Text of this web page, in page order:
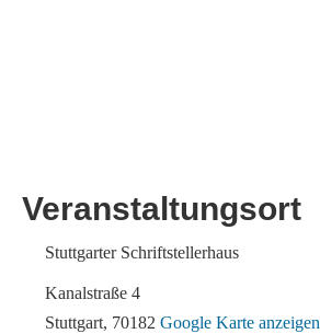
Veranstaltungsort
Stuttgarter Schriftstellerhaus
Kanalstraße 4
Stuttgart, 70182 Google Karte anzeigen